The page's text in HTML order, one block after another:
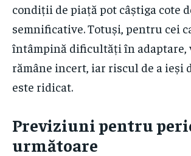
condiții de piață pot câștiga cote
semnificative. Totuși, pentru cei
întâmpină dificultăți în
rămâne incert, iar riscul de a ieși
este ridicat.
Previziuni pentru
următoare